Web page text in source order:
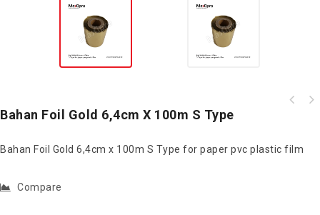
Bahan Foil Gold 6,4cm X 100m S Type
Bahan Foil Gold 6,4cm x 100m S Type for paper pvc plastic film
Compare